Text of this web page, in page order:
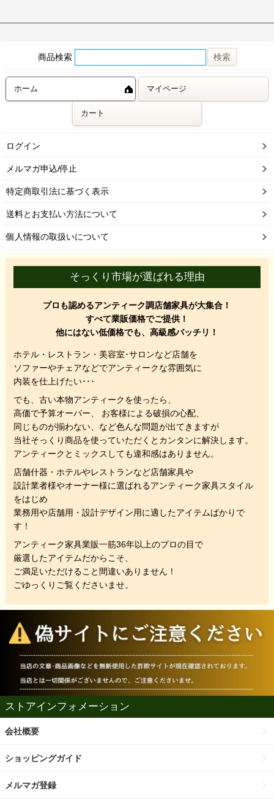
商品検索
ホーム マイページ
カート
ログイン
メルマガ申込/停止
特定商取引法に基づく表示
送料とお支払い方法について
個人情報の取扱いについて
そっくり市場が選ばれる理由
プロも認めるアンティーク調店舗家具が大集合！
すべて業販価格でご提供！
他にはない低価格でも、高級感バッチリ！
ホテル・レストラン・美容室･サロンなど店舗を
ソファーやチェアなどでアンティークな雰囲気に
内装を仕上げたい･･･
でも、 古い本物アンティークを使ったら、
高価で予算オーバー、 お客様による破損の心配、
同じものが揃わない、 など色んな問題が出てきますが
当社そっくり商品を使っていただくと カンタンに解決します。
アンティークとミックスしても違和感はありません。
店舗什器・ホテルやレストランなど店舗家具や
設計業者様やオーナー様に選ばれるアンティーク家具スタイル
をはじめ
業務用や店舗用・設計デザイン用に適したアイテムばかりで
す！
アンティーク家具業販一筋36年以上のプロの目で
厳選したアイテムだからこそ、
ご満足いただけること間違いありません！
ごゆっくりご覧くださいませ。
ストアインフォメーション
会社概要
ショッピングガイド
メルマガ登録